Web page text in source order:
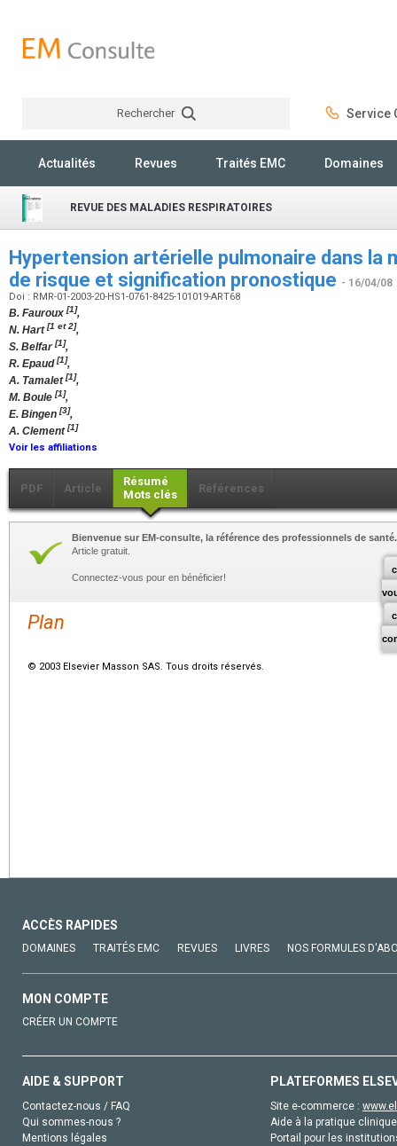
Rechercher Service
Actualités Revues Traités EMC Domaines
REVUE DES MALADIES RESPIRATOIRES
Hypertension artérielle pulmonaire dans la
de risque et signification pronostique - 16/04/08
Doi : RMR-01-2003-20-HS1-0761-8425-101019-ART68
B. Fauroux [1],
N. Hart[1 et 2],
S. Belfar[1],
R. Epaud[1],
A. Tamalet[1],
M. Boule [1],
E. Bingen [3],
A. Clement[1]
Voir les affiliations
PDF Article
Résumé
Mots clés
Références
Bienvenue sur EM-consulte, la référence des professionnels de santé.
Article gratuit.
Connectez-vous pour en bénéficier!
Plan
© 2003 Elsevier Masson SAS. Tous droits réservés.
ACCÈS RAPIDES
DOMAINES TRAITÉS EMC REVUES LIVRES NOS FORMULES
MON COMPTE
CRÉER UN COMPTE
AIDE & SUPPORT
Contactez-nous / FAQ
Qui sommes-nous ?
Mentions légales
PLATEFORMES
Site e-commerce :
Aide à la pratique
Portail pour les